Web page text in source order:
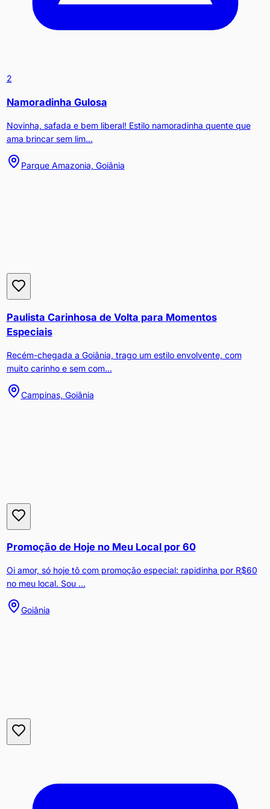
2
Namoradinha Gulosa
Novinha, safada e bem liberal! Estilo namoradinha quente que
ama brincar sem lim...
Parque Amazonia, Goiânia
Paulista Carinhosa de Volta para Momentos
Especiais
Recém-chegada a Goiânia, trago um estilo envolvente, com
muito carinho e sem com...
Campinas, Goiânia
Promoção de Hoje no Meu Local por 60
Oi amor, só hoje tô com promoção especial: rapidinha por R$60
no meu local. Sou ...
Goiânia